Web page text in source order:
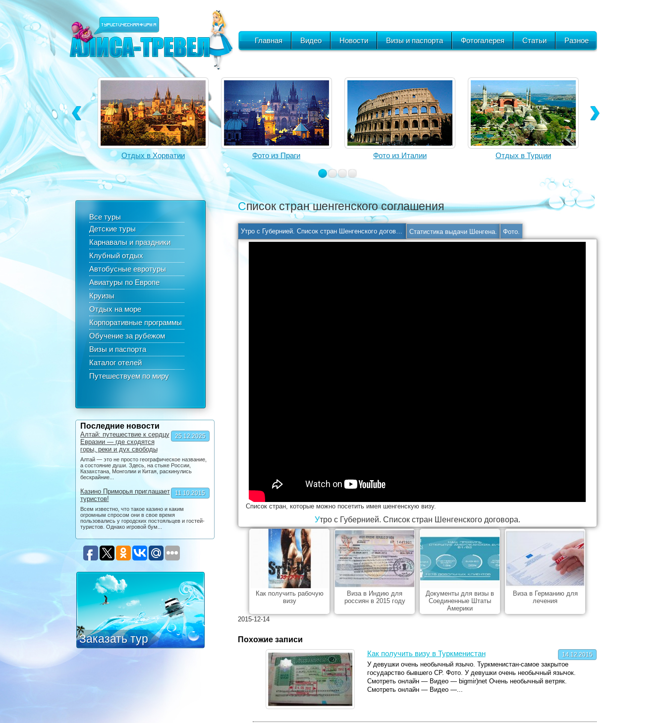
Главная Видео Новости Визы и паспорта Фотогалерея Статьи Разное
Отдых в Турции Отдых в Хорватии Фото из Праги Фото из Италии Отдых в Турции
Все туры
Детские туры
Карнавалы и праздники
Клубный отдых
Автобусные евротуры
Авиатуры по Европе
Круизы
Отдых на море
Корпоративные программы
Обучение за рубежом
Визы и паспорта
Каталог отелей
Путешествуем по миру
Последние новости
25.12.2025
Алтай: путешествие к сердцу
Евразии — где сходятся
горы, реки и дух свободы
Алтай — это не просто географическое название,
а состояние души. Здесь, на стыке России,
Казахстана, Монголии и Китая, раскинулись
бескрайние...
11.10.2015
Казино Приморья приглашает
туристов!
Всем известно, что такое казино и каким
огромным спросом они в свое время
пользовались у городских постояльцев и гостей-
туристов. Однако игровой бум...
Заказать тур
Список стран шенгенского соглашения
Утро с Губернией. Список стран Шенгенского договора. Статистика выдачи Шенгена. Фото.
Список стран, которые можно посетить имея шенгенскую визу.
Утро с Губернией. Список стран Шенгенского договора.
Как получить рабочую
визу
Виза в Индию для
россиян в 2015 году
Документы для визы в
Соединенные Штаты
Америки
Виза в Германию для
лечения
2015-12-14
Похожие записи
14.12.2015
Как получить визу в Туркменистан
У девушки очень необычный язычо. Туркменистан-самое закрытое
государство бывшего СР. Фото. У девушки очень необычный язычок.
Смотреть онлайн — Видео — bigmir)net Очень необычный ветряк.
Смотреть онлайн — Видео —...